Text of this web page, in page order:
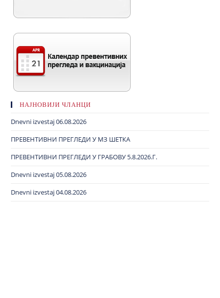
НАЈНОВИЈИ ЧЛАНЦИ
Dnevni izvestaj 06.08.2026
ПРЕВЕНТИВНИ ПРЕГЛЕДИ У МЗ ШЕТКА
ПРЕВЕНТИВНИ ПРЕГЛЕДИ У ГРАБОВУ 5.8.2026.Г.
Dnevni izvestaj 05.08.2026
Dnevni izvestaj 04.08.2026